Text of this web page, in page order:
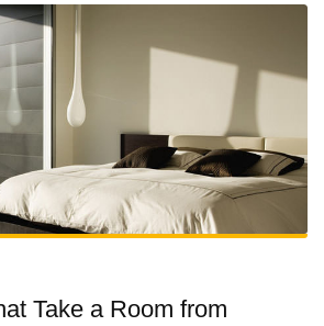
Take a Room from